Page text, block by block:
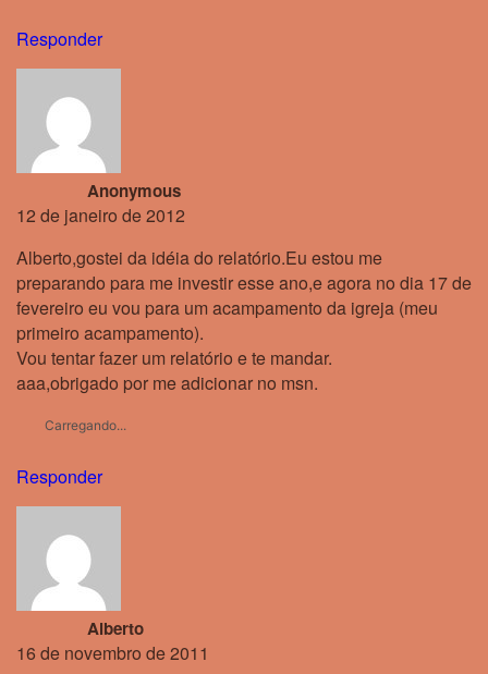
Responder
Anonymous
12 de janeiro de 2012
Alberto,gostei da idéia do relatório.Eu estou me
preparando para me investir esse ano,e agora no dia 17 de
fevereiro eu vou para um acampamento da igreja (meu
primeiro acampamento).
Vou tentar fazer um relatório e te mandar.
aaa,obrigado por me adicionar no msn.
Carregando...
Responder
Alberto
16 de novembro de 2011